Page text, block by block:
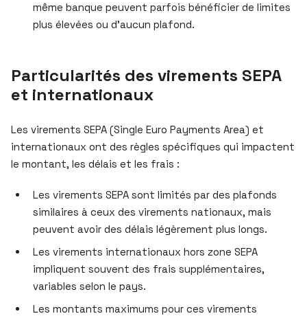
même banque peuvent parfois bénéficier de limites
plus élevées ou d’aucun plafond.
Particularités des virements SEPA
et internationaux
Les virements SEPA (Single Euro Payments Area) et
internationaux ont des règles spécifiques qui impactent
le montant, les délais et les frais :
Les virements SEPA sont limités par des plafonds
similaires à ceux des virements nationaux, mais
peuvent avoir des délais légèrement plus longs.
Les virements internationaux hors zone SEPA
impliquent souvent des frais supplémentaires,
variables selon le pays.
Les montants maximums pour ces virements